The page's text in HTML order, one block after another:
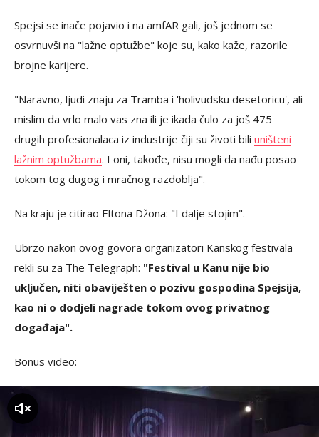
Spejsi se inače pojavio i na amfAR gali, još jednom se
osvrnuvši na "lažne optužbe" koje su, kako kaže, razorile
brojne karijere.
"Naravno, ljudi znaju za Tramba i 'holivudsku desetoricu', ali
mislim da vrlo malo vas zna ili je ikada čulo za još 475
drugih profesionalaca iz industrije čiji su životi bili uništeni
lažnim optužbama. I oni, takođe, nisu mogli da nađu posao
tokom tog dugog i mračnog razdoblja".
Na kraju je citirao Eltona Džona: "I dalje stojim".
Ubrzo nakon ovog govora organizatori Kanskog festivala
rekli su za The Telegraph: "Festival u Kanu nije bio
uključen, niti obaviješten o pozivu gospodina Spejsija,
kao ni o dodjeli nagrade tokom ovog privatnog
događaja".
Bonus video: